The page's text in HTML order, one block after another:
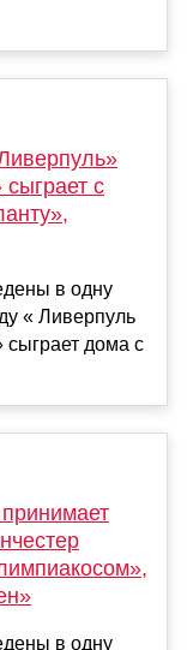
с
в одну
« Ливерпуль
сыграет дома с
в одну